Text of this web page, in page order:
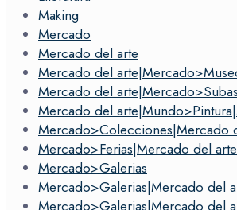
Making
Mercado
Mercado del arte
Mercado del
Mercado del
Mercado del
Mercado>Colecciones|Mercado
Mercado>Ferias|Mercado del arte
Mercado>Galerias
Mercado>Galerias|Mercado del
Mercado>Galerias|Mercado del